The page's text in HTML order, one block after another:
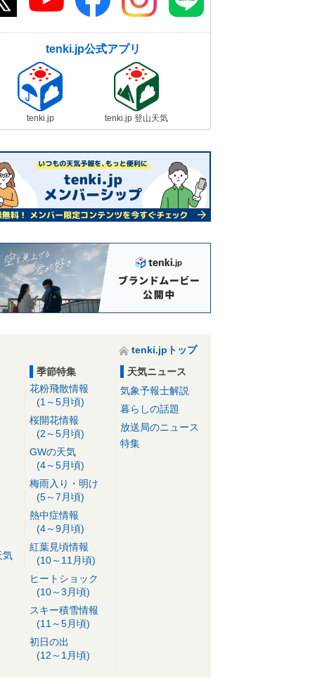
tenki.jp公式アプリ
tenki.jp tenki.jp 登山天気
tenki.jpトップ
気
季節特集
花粉飛散情報
(1～5月頃)
桜開花情報
(2～5月頃)
GWの天気
(4～5月頃)
梅雨入り・明け
(5～7月頃)
熱中症情報
(4～9月頃)
紅葉見頃情報
(10～11月頃)
ヒートショック
(10～3月頃)
スキー積雪情報
(11～5月頃)
初日の出
(12～1月頃)
天気ニュース
気象予報士解説
暮らしの話題
放送局のニュース
特集